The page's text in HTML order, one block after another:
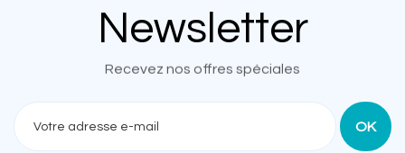
Newsletter
Recevez nos offres spéciales